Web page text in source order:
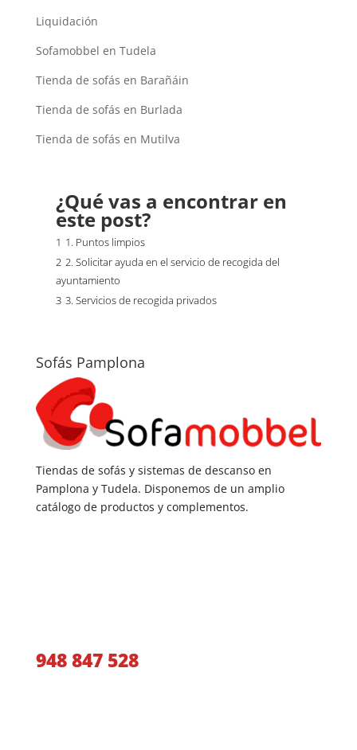
Liquidación
Sofamobbel en Tudela
Tienda de sofás en Barañáin
Tienda de sofás en Burlada
Tienda de sofás en Mutilva
¿Qué vas a encontrar en
este post?
1 1. Puntos limpios
2 2. Solicitar ayuda en el servicio de recogida del
ayuntamiento
3 3. Servicios de recogida privados
Sofás Pamplona
Tiendas de sofás y sistemas de descanso en
Pamplona y Tudela. Disponemos de un amplio
catálogo de productos y complementos.
948 847 528